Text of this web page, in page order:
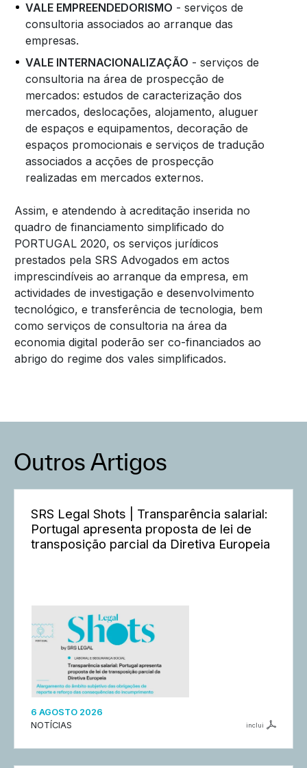
VALE EMPREENDEDORISMO - serviços de
consultoria associados ao arranque das
empresas.
VALE INTERNACIONALIZAÇÃO - serviços de
consultoria na área de prospecção de
mercados: estudos de caracterização dos
mercados, deslocações, alojamento, aluguer
de espaços e equipamentos, decoração de
espaços promocionais e serviços de tradução
associados a acções de prospecção
realizadas em mercados externos.
Assim, e atendendo à acreditação inserida no
quadro de financiamento simplificado do
PORTUGAL 2020, os serviços jurídicos
prestados pela SRS Advogados em actos
imprescindíveis ao arranque da empresa, em
actividades de investigação e desenvolvimento
tecnológico, e transferência de tecnologia, bem
como serviços de consultoria na área da
economia digital poderão ser co-financiados ao
abrigo do regime dos vales simplificados.
Outros Artigos
SRS Legal Shots | Transparência salarial:
Portugal apresenta proposta de lei de
transposição parcial da Diretiva Europeia
6 AGOSTO 2026
NOTÍCIAS
inclui